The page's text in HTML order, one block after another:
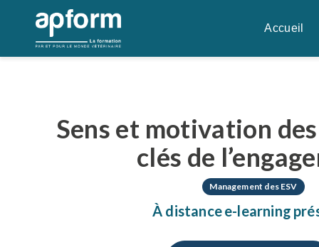
contenu
Accueil
Sens et motivation
clés de
Management des ESV
À distancee-learning
«*» indique les
Formation
«*» indique les
Formation